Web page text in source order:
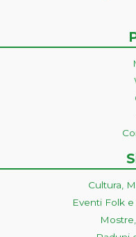
Cultura,
Eventi Folk